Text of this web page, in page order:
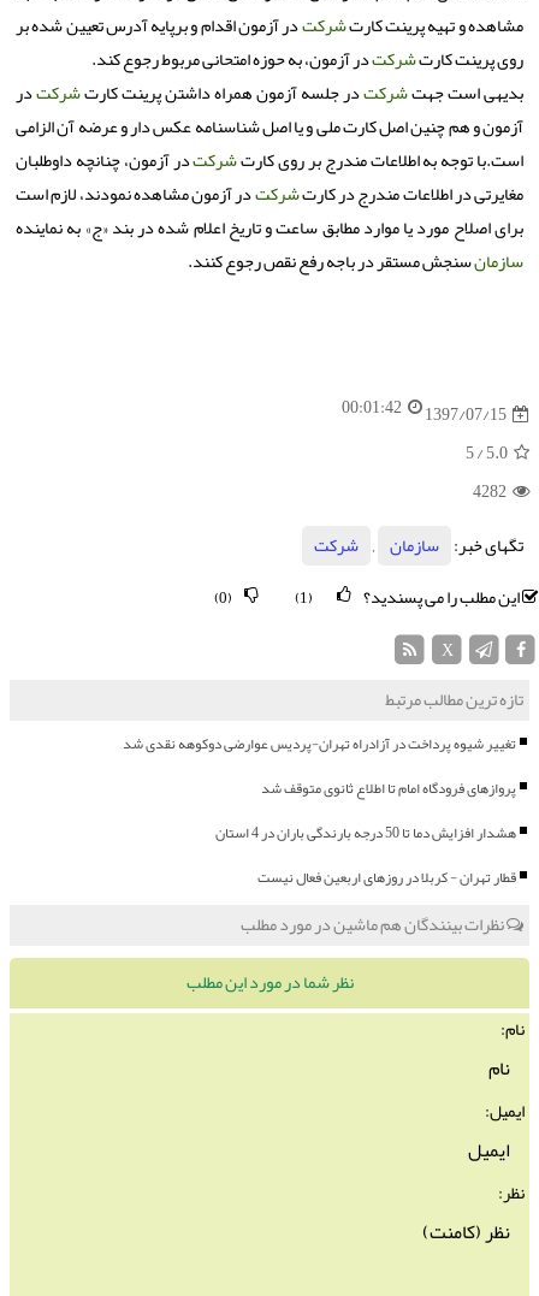
مشاهده و تهیه پرینت كارتشركتدر آزمون اقدام و برپایه آدرس تعیین شده بر
روی پرینت كارتشركتدر آزمون، به حوزه امتحانی مربوط رجوع كند.
بدیهی است جهتشركتدر جلسه آزمون همراه داشتن پرینت كارتشركتدر
آزمون و هم چنین اصل كارت ملی و یا اصل شناسنامه عكس دار و عرضه آن الزامی
است.با توجه به اطلاعات مندرج بر روی كارتشركتدر آزمون، چنانچه داوطلبان
مغایرتی در اطلاعات مندرج در كارتشركتدر آزمون مشاهده نمودند، لازم است
برای اصلاح مورد یا موارد مطابق ساعت و تاریخ اعلام شده در بند «ج» به نماینده
سازمانسنجش مستقر در باجه رفع نقص رجوع كنند.
1397/07/15
00:01:42
5.0
/ 5
4282
تگهای خبر:
سازمان ,
شركت
این مطلب را می پسندید؟
(0)
تازه ترین مطالب مرتبط
تغییر شیوه پرداخت در آزادراه تهران-پردیس عوارضی دوکوهه نقدی شد
پروازهای فرودگاه امام تا اطلاع ثانوی متوقف شد
هشدار افزایش دما تا 50 درجه بارندگی باران در 4 استان
قطار تهران - کربلا در روزهای اربعین فعال نیست
نظرات بینندگان هم ماشین در مورد مطلب
نظر شما در مورد این مطلب
نام:
ایمیل:
نظر: